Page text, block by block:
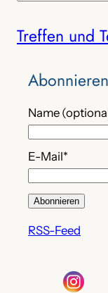
c
Treffen und
Abonnieren
Name
E-Mail*
RSS-Feed